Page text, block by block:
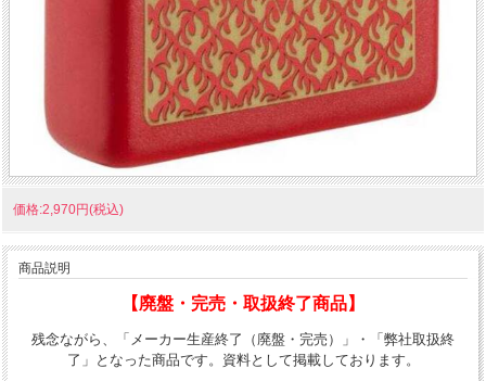
価格:2,970円(税込)
商品説明
【廃盤・完売・取扱終了商品】
残念ながら、「メーカー生産終了（廃盤・完売）」・「弊社取扱終
了」となった商品です。資料として掲載しております。